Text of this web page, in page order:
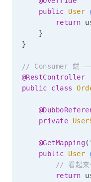
public
User
return
}
}
// Consumer 端 ——
@RestController
public
class
private
@GetMapping(
public
User
// 看起
return